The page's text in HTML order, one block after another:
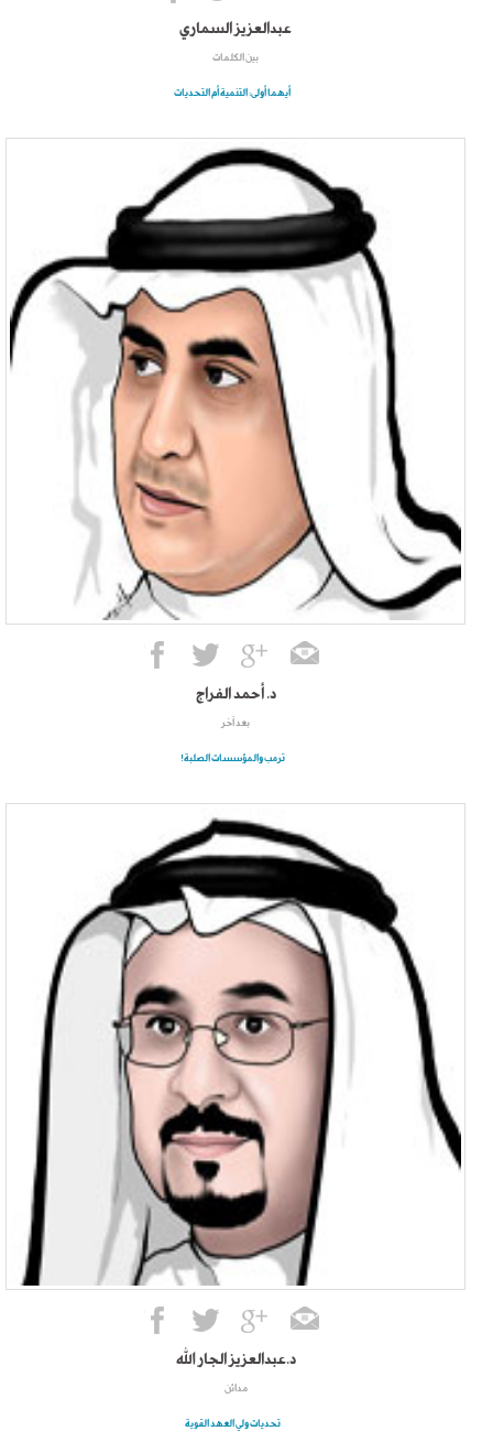
عبدالعزيز السماري
بين الكلمات
أيهما أولى: التنمية أم التحديات
د. أحمد الفراج
بعد آخر
ترمب والمؤسسات الصلبة!
د.عبدالعزيز الجار الله
مدائن
تحديات ولي العهد القوية